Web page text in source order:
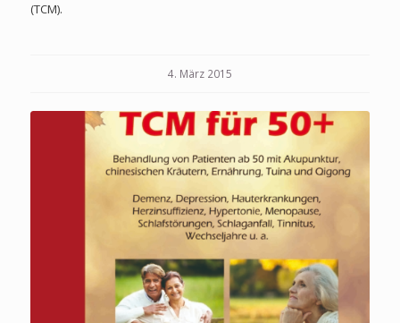
(TCM).
4. März 2015